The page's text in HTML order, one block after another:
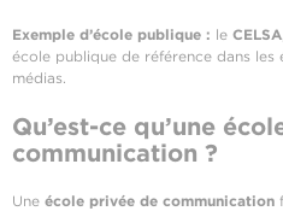
Exemple d’école publique : le CELSA
école publique de référence dans
médias.
Qu’est-ce qu’une
communication ?
Une école privée de communication